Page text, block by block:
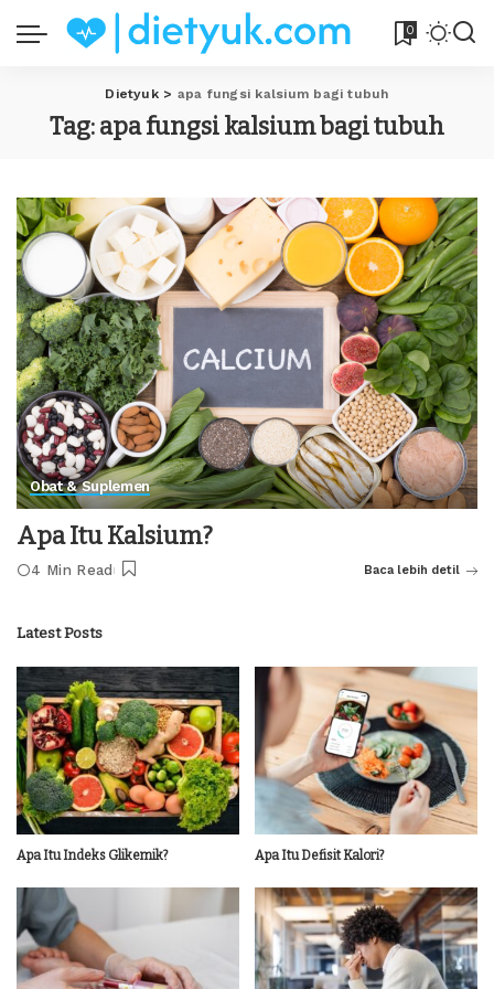
0
Dietyuk> apa fungsi kalsium bagi tubuh
Tag:apa fungsi kalsium bagi tubuh
Obat & Suplemen
Apa Itu Kalsium?
4 Min Read Baca lebih detil
Latest Posts
Apa Itu Indeks Glikemik? Apa Itu Defisit Kalori?